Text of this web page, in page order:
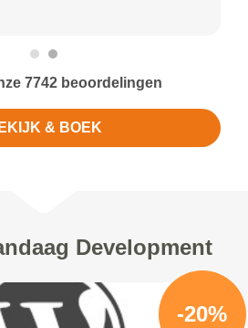
7742 beoordelingen
& BOEK
Development
-20%